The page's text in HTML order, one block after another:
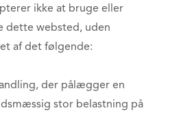
ikke at bruge eller
dette websted, uden
af det følgende:
der pålægger en
stor belastning på